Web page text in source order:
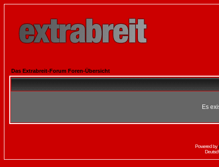
Das Extrabreit-Forum Foren-Übersicht
Es
Powered by